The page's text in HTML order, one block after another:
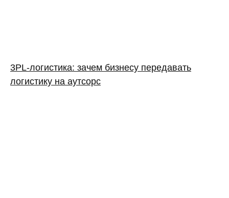
3PL‑логистика: зачем бизнесу передавать
логистику на аутсорс